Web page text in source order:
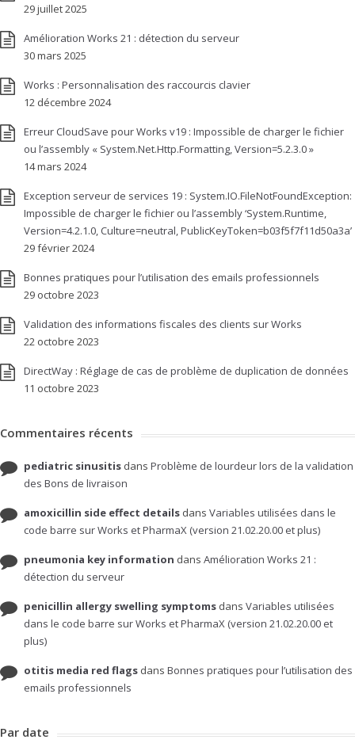
29 juillet 2025
Amélioration Works 21 : détection du serveur
30 mars 2025
Works : Personnalisation des raccourcis clavier
12 décembre 2024
Erreur CloudSave pour Works v19 : Impossible de charger le fichier
ou l’assembly « System.Net.Http.Formatting, Version=5.2.3.0 »
14 mars 2024
Exception serveur de services 19 : System.IO.FileNotFoundException:
Impossible de charger le fichier ou l’assembly ‘System.Runtime,
Version=4.2.1.0, Culture=neutral, PublicKeyToken=b03f5f7f11d50a3a’
29 février 2024
Bonnes pratiques pour l’utilisation des emails professionnels
29 octobre 2023
Validation des informations fiscales des clients sur Works
22 octobre 2023
DirectWay : Réglage de cas de problème de duplication de données
11 octobre 2023
Commentaires récents
pediatric sinusitis dans Problème de lourdeur lors de la validation
des Bons de livraison
amoxicillin side effect details dans Variables utilisées dans le
code barre sur Works et PharmaX (version 21.02.20.00 et plus)
pneumonia key information dans Amélioration Works 21 :
détection du serveur
penicillin allergy swelling symptoms dans Variables utilisées
dans le code barre sur Works et PharmaX (version 21.02.20.00 et
plus)
otitis media red flags dans Bonnes pratiques pour l’utilisation des
emails professionnels
Par date